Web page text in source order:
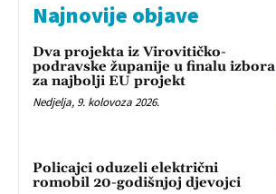
Najnovije objave
Dva projekta iz Virovitičko-
podravske županije u finalu izbora
za najbolji EU projekt
Nedjelja, 9. kolovoza 2026.
Policajci oduzeli električni
romobil 20-godišnjoj djevojci